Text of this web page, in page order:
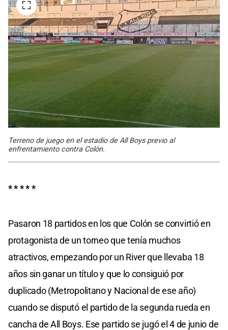
Terreno de juego en el estadio de All Boys previo al
enfrentamiento contra Colón.
* * * * *
Pasaron 18 partidos en los que Colón se convirtió en
protagonista de un torneo que tenía muchos
atractivos, empezando por un River que llevaba 18
años sin ganar un título y que lo consiguió por
duplicado (Metropolitano y Nacional de ese año)
cuando se disputó el partido de la segunda rueda en
cancha de All Boys. Ese partido se jugó el 4 de junio de